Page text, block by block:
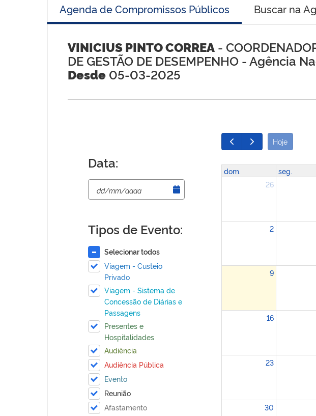
Agenda de Compromissos Públicos Buscar na
VINICIUS PINTO CORREA -
DE GESTÃO DE DESEMPENHO - Agência
Desde 05-03-2025
Data:
Tipos de Evento:
Selecionar todos
Viagem - Custeio
Privado
Viagem - Sistema de
Concessão de Diárias e
Passagens
Presentes e
Hospitalidades
Audiência
Audiência Pública
Evento
Reunião
Afastamento
Hoje
dom. seg.
26
2
9
16
23
30